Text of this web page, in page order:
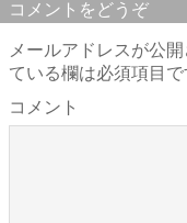
コメントをどうぞ
メールアドレスが公
ている欄は必須項目で
コメント